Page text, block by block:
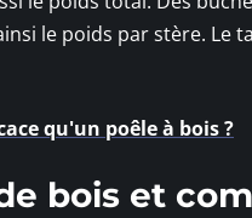
le poids par stère. Le
qu'un poêle à bois ?
bois et